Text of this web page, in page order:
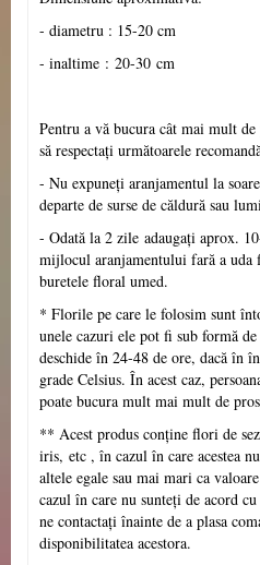
- diametru : 15-20 cm
- inaltime : 20-30 cm
Pentru a vă bucura cât mai mult
să respectați următoarele
- Nu expuneți aranjamentul la
departe de surse de căldură sau
- Odată la 2 zile adaugați aprox.
mijlocul aranjamentului fară a uda
buretele floral umed.
* Florile pe care le folosim sunt
unele cazuri ele pot fi sub formă
deschide în 24-48 de ore, dacă în
grade Celsius. În acest caz,
poate bucura mult mai mult de
** Acest produs conține flori de
iris, etc , în cazul în care acestea
altele egale sau mai mari ca
cazul în care nu sunteți de acord
ne contactați înainte de a plasa
disponibilitatea acestora.